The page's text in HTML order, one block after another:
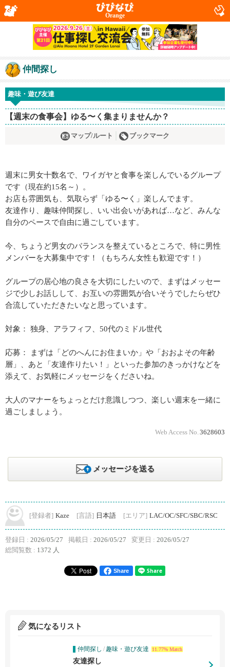
Orange
仲間探し
趣味・遊び友達
【週末の食事会】ゆる〜く集まりませんか？
マップ/ルート ブックマーク
週末に男女十数名で、ワイガヤと食事を楽しんでいるグループ
です（現在約15名～）。
お店も雰囲気も、気取らず「ゆる〜く」楽しんでます。
友達作り、趣味仲間探し、いい出会いがあれば…など、みんな
自分のペースで自由に過ごしています。
今、ちょうど男女のバランスを整えているところで、特に男性
メンバーを大募集中です！（もちろん女性も歓迎です！）
グループの居心地の良さを大切にしたいので、まずはメッセー
ジで少しお話しして、お互いの雰囲気が合いそうでしたらぜひ
合流していただきたいなと思っています。
対象： 独身、アラフィフ、50代のミドル世代
応募： まずは「どのへんにお住まいか」や「おおよその年齢
層」、あと「友達作りたい！」といった参加のきっかけなどを
添えて、お気軽にメッセージをくださいね。
大人のマナーをちょっとだけ意識しつつ、楽しい週末を一緒に
過ごしましょう。
Web Access No. 3628603
メッセージを送る
[登録者] Kaze [言語] 日本語 [エリア] LAC/OC/SFC/SBC/RSC
登録日 : 2026/05/27 掲載日 : 2026/05/27 変更日 : 2026/05/27
総閲覧数 : 1372 人
Share
気になるリスト
仲間探し / 趣味・遊び友達 11.77% Match
友達探し